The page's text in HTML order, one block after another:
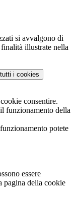
si avvalgono di
illustrate nella
i cookies
consentire.
funzionamento della
potete
essere
pagina della cookie